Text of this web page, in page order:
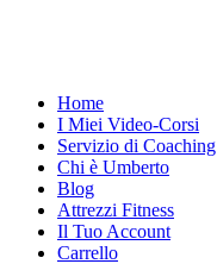
Home
I Miei Video-Corsi
Servizio di Coaching
Chi è Umberto
Blog
Attrezzi Fitness
Il Tuo Account
Carrello